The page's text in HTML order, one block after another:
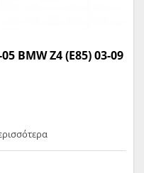
Z4 (E85) 03-09